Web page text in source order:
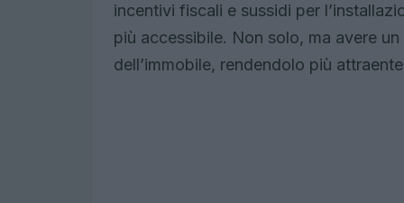
incentivi fiscali e sussidi per
più accessibile. Non solo, ma avere
dell’immobile, rendendolo più